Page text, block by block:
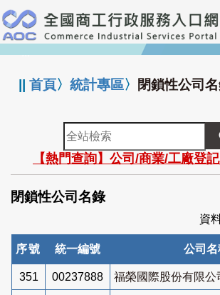
跳
到
主
要
:::
||首頁〉統計專區〉 閉鎖性公司
全
站
檢
索
【熱門查詢】公司/商業/工廠登
閉鎖性公司名錄
資
序號 統一編號 公司名
351 00237888 福榮國際股份有限公